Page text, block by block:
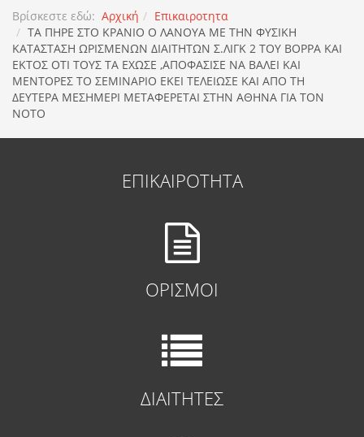
Βρίσκεστε εδώ: Αρχική
Επικαιροτητα
ΤΑ ΠΗΡΕ ΣΤΟ ΚΡΑΝΙΟ Ο ΛΑΝΟΥΑ ΜΕ ΤΗΝ ΦΥΣΙΚΗ
ΚΑΤΑΣΤΑΣΗ ΩΡΙΣΜΕΝΩΝ ΔΙΑΙΤΗΤΩΝ Σ.ΛΙΓΚ 2 ΤΟΥ ΒΟΡΡΑ ΚΑΙ
ΕΚΤΟΣ ΟΤΙ ΤΟΥΣ ΤΑ ΕΧΩΣΕ ,ΑΠΟΦΑΣΙΣΕ ΝΑ ΒΑΛΕΙ ΚΑΙ
ΜΕΝΤΟΡΕΣ ΤΟ ΣΕΜΙΝΑΡΙΟ ΕΚΕΙ ΤΕΛΕΙΩΣΕ ΚΑΙ ΑΠΟ ΤΗ
ΔΕΥΤΕΡΑ ΜΕΣΗΜΕΡΙ ΜΕΤΑΦΕΡΕΤΑΙ ΣΤΗΝ ΑΘΗΝΑ ΓΙΑ ΤΟΝ
ΝΟΤΟ
ΕΠΙΚΑΙΡΟΤΗΤΑ
ΟΡΙΣΜΟΙ
ΔΙΑΙΤΗΤΕΣ